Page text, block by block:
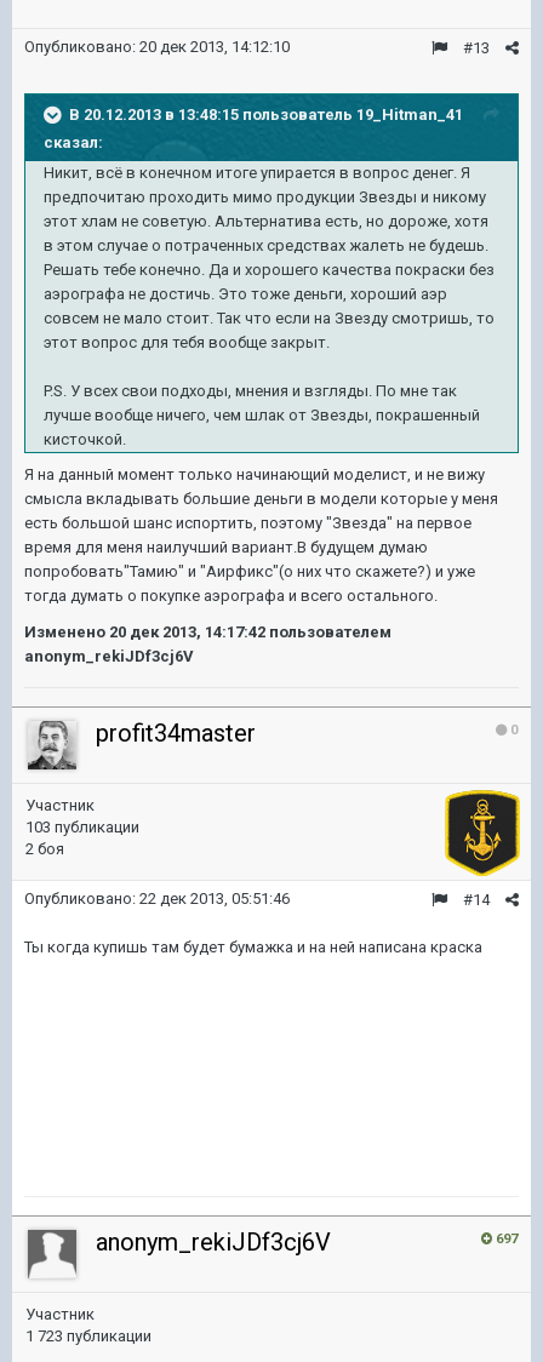
#13
Опубликовано: 20 дек 2013, 14:12:10
В 20.12.2013 в 13:48:15 пользователь 19_Hitman_41
сказал:
Никит, всё в конечном итоге упирается в вопрос денег. Я
предпочитаю проходить мимо продукции Звезды и никому
этот хлам не советую. Альтернатива есть, но дороже, хотя
в этом случае о потраченных средствах жалеть не будешь.
Решать тебе конечно. Да и хорошего качества покраски без
аэрографа не достичь. Это тоже деньги, хороший аэр
совсем не мало стоит. Так что если на Звезду смотришь, то
этот вопрос для тебя вообще закрыт.
P.S. У всех свои подходы, мнения и взгляды. По мне так
лучше вообще ничего, чем шлак от Звезды, покрашенный
кисточкой.
Я на данный момент только начинающий моделист, и не вижу
смысла вкладывать большие деньги в модели которые у меня
есть большой шанс испортить, поэтому "Звезда" на первое
время для меня наилучший вариант.В будущем думаю
попробовать"Тамию" и "Аирфикс"(о них что скажете?) и уже
тогда думать о покупке аэрографа и всего остального.
Изменено 20 дек 2013, 14:17:42 пользователем
anonym_rekiJDf3cj6V
0
profit34master
Участник
103 публикации
2 боя
#14
Опубликовано: 22 дек 2013, 05:51:46
Ты когда купишь там будет бумажка и на ней написана краска
697
anonym_rekiJDf3cj6V
Участник
1 723 публикации